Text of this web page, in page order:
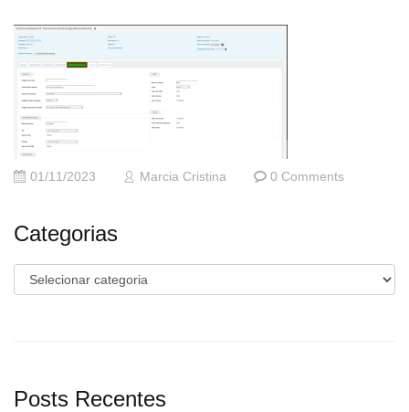
01/11/2023 Marcia Cristina 0 Comments
Categorias
Categorias
Posts Recentes